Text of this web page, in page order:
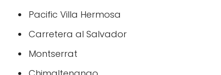
Pacific Villa Hermosa
Carretera al Salvador
Montserrat